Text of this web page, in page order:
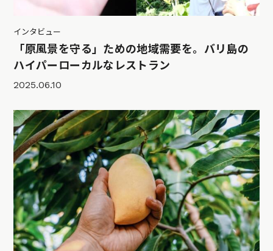
インタビュー
「原風景を守る」ための地域需要を。バリ島の
ハイパーローカルなレストラン
2025.06.10